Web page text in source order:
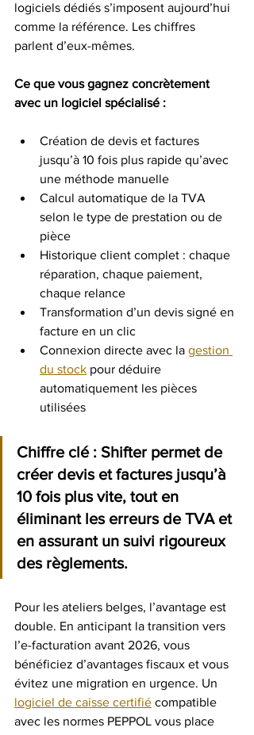
logiciels dédiés s’imposent aujourd’hui
comme la référence. Les chiffres
parlent d’eux-mêmes.
Ce que vous gagnez concrètement
avec un logiciel spécialisé :
Création de devis et factures
jusqu’à 10 fois plus rapide qu’avec
une méthode manuelle
Calcul automatique de la TVA
selon le type de prestation ou de
pièce
Historique client complet : chaque
réparation, chaque paiement,
chaque relance
Transformation d’un devis signé en
facture en un clic
Connexion directe avec la gestion
du stock pour déduire
automatiquement les pièces
utilisées
Chiffre clé : Shifter permet de
créer devis et factures jusqu’à
10 fois plus vite, tout en
éliminant les erreurs de TVA et
en assurant un suivi rigoureux
des règlements.
Pour les ateliers belges, l’avantage est
double. En anticipant la transition vers
l’e-facturation avant 2026, vous
bénéficiez d’avantages fiscaux et vous
évitez une migration en urgence. Un
logiciel de caisse certifié compatible
avec les normes PEPPOL vous place